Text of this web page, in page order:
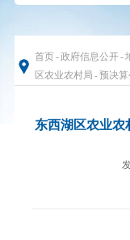
首页-政府信息公开-
区农业农村局 -预决
东西湖区农业农